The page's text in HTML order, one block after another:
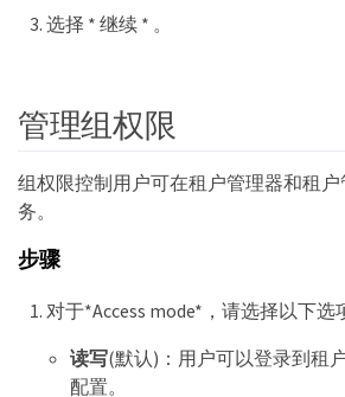
选择 * 继续 * 。
管理组权限
组权限控制用户可在租户管理器和租
务。
步骤
对于*Access mode*，请选择以下选
读写(默认)：用户可以登录到租
配置。